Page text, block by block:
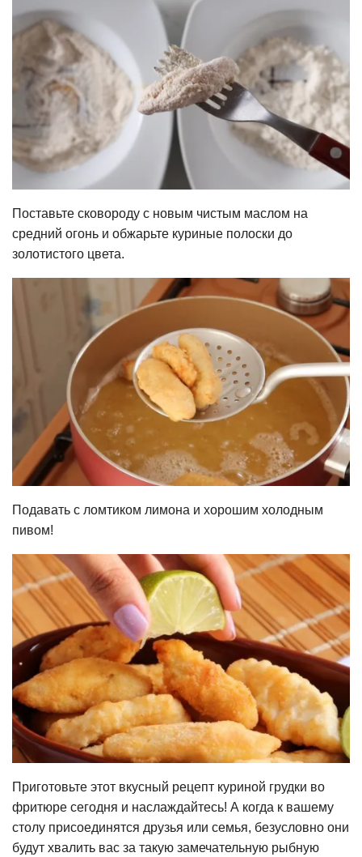
Поставьте сковороду с новым чистым маслом на
средний огонь и обжарьте куриные полоски до
золотистого цвета.
Подавать с ломтиком лимона и хорошим холодным
пивом!
Приготовьте этот вкусный рецепт куриной грудки во
фритюре сегодня и наслаждайтесь! А когда к вашему
столу присоединятся друзья или семья, безусловно они
будут хвалить вас за такую замечательную рыбную